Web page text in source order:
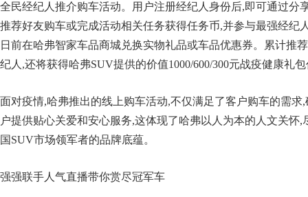
全民经纪人推介购车活动。用户注册经纪人身份后,即可通过分
推荐好友购车或完成活动相关任务获得任务币,并参与最强经纪
日前在哈弗智家车品商城兑换实物礼品或车品优惠券。累计推
纪人,还将获得哈弗SUV提供的价值1000/600/300元战疫健康礼
面对疫情,哈弗推出的线上购车活动,不仅满足了客户购车的需求
户提供贴心关爱和安心服务,这体现了哈弗以人为本的人文关怀,
国SUV市场领军者的品牌底蕴。
强强联手人气直播带你赏尽冠军车